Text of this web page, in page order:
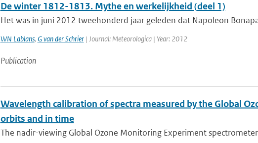
De winter 1812-1813. Mythe en werkelijkheid (deel 1)
Het was in juni 2012 tweehonderd jaar geleden dat Napoleon
WN Lablans, G van der Schrier| Journal: Meteorologica | Year: 2012
Publication
Wavelength calibration of spectra measured by the Global
orbits and in time
The nadir-viewing Global Ozone Monitoring Experiment